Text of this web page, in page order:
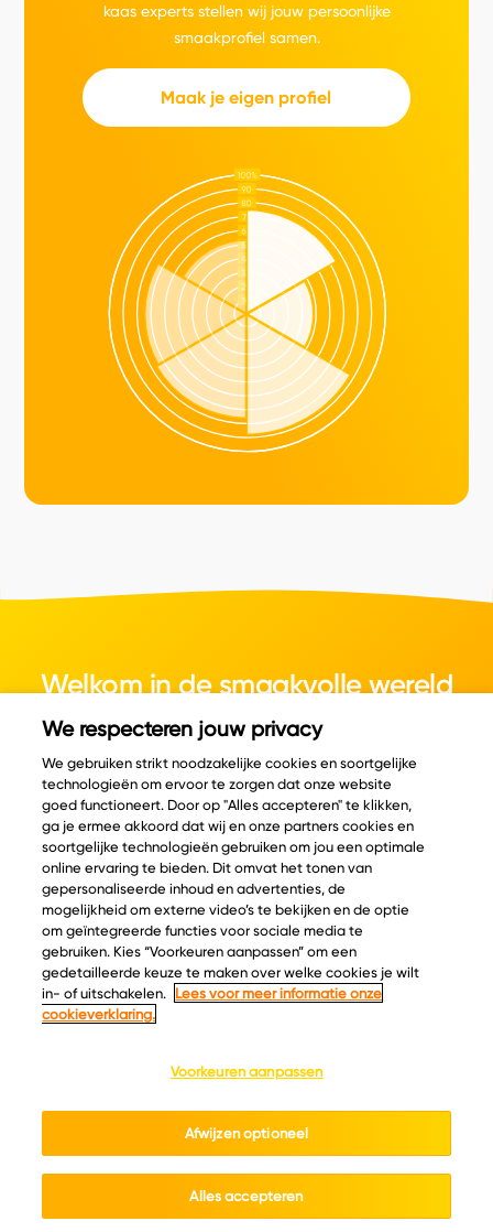
kaas experts stellen wij jouw persoonlijke
smaakprofiel samen.
Maak je eigen profiel
Welkom in de smaakvolle wereld
van kaas.
© Copyright 2026 Velder
Inspiratie
Kaascatalogus
Recepten
Kaasplankjes
Blog
Informatie
Over ons
Ontdek
Keurmerken
Algemene voorwaarden
We respecteren jouw privacy
We gebruiken strikt noodzakelijke cookies en soortgelijke
technologieën om ervoor te zorgen dat onze website
goed functioneert. Door op "Alles accepteren" te klikken,
ga je ermee akkoord dat wij en onze partners cookies en
soortgelijke technologieën gebruiken om jou een optimale
online ervaring te bieden. Dit omvat het tonen van
gepersonaliseerde inhoud en advertenties, de
mogelijkheid om externe video’s te bekijken en de optie
om geïntegreerde functies voor sociale media te
gebruiken. Kies “Voorkeuren aanpassen” om een
gedetailleerde keuze te maken over welke cookies je wilt
in- of uitschakelen.
Lees voor meer informatie onze
cookieverklaring.
Voorkeuren aanpassen
Afwijzen optioneel
Alles accepteren